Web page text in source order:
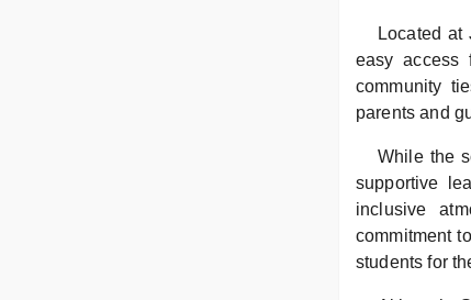
Located
easy access
community
parents and
While the
supportive
inclusive
commitment
students for